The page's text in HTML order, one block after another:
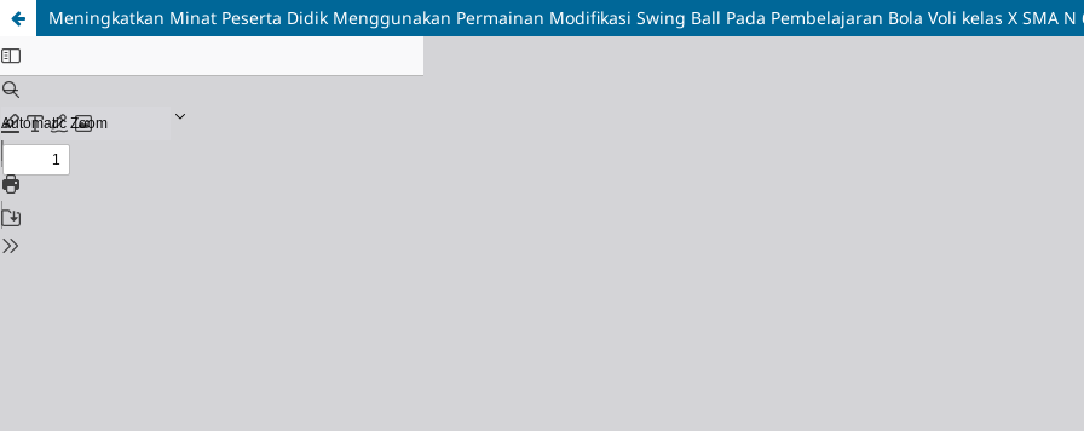
Meningkatkan Minat Peserta Didik Menggunakan Permainan Modifikasi Swing Ball Pada Pembelajaran Bola Voli kelas X SMA N